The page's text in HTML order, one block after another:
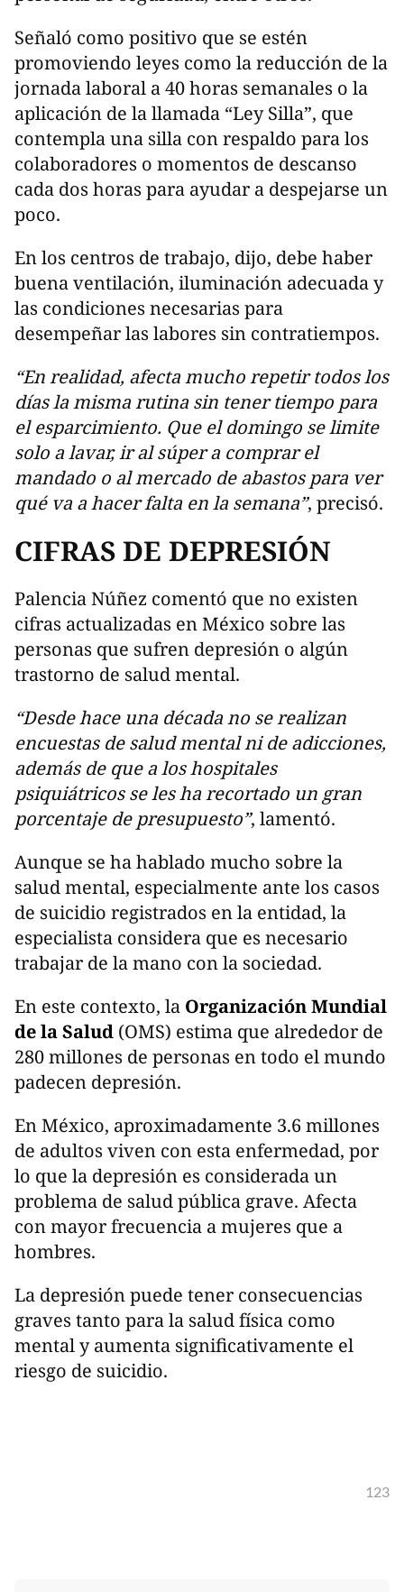
Señaló como positivo que se estén
promoviendo leyes como la reducción de la
jornada laboral a 40 horas semanales o la
aplicación de la llamada “Ley Silla”, que
contempla una silla con respaldo para los
colaboradores o momentos de descanso
cada dos horas para ayudar a despejarse un
poco.
En los centros de trabajo, dijo, debe haber
buena ventilación, iluminación adecuada y
las condiciones necesarias para
desempeñar las labores sin contratiempos.
“En realidad, afecta mucho repetir todos los
días la misma rutina sin tener tiempo para
el esparcimiento. Que el domingo se limite
solo a lavar, ir al súper a comprar el
mandado o al mercado de abastos para ver
qué va a hacer falta en la semana”, precisó.
CIFRAS DE DEPRESIÓN
Palencia Núñez comentó que no existen
cifras actualizadas en México sobre las
personas que sufren depresión o algún
trastorno de salud mental.
“Desde hace una década no se realizan
encuestas de salud mental ni de adicciones,
además de que a los hospitales
psiquiátricos se les ha recortado un gran
porcentaje de presupuesto”, lamentó.
Aunque se ha hablado mucho sobre la
salud mental, especialmente ante los casos
de suicidio registrados en la entidad, la
especialista considera que es necesario
trabajar de la mano con la sociedad.
En este contexto, la Organización Mundial
de la Salud (OMS) estima que alrededor de
280 millones de personas en todo el mundo
padecen depresión.
En México, aproximadamente 3.6 millones
de adultos viven con esta enfermedad, por
lo que la depresión es considerada un
problema de salud pública grave. Afecta
con mayor frecuencia a mujeres que a
hombres.
La depresión puede tener consecuencias
graves tanto para la salud física como
mental y aumenta significativamente el
riesgo de suicidio.
123